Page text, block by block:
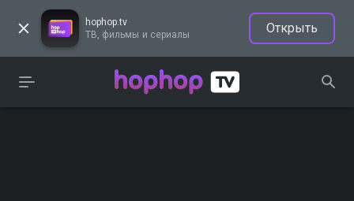
hophop.tv
ТВ, фильмы и сериалы
Открыть